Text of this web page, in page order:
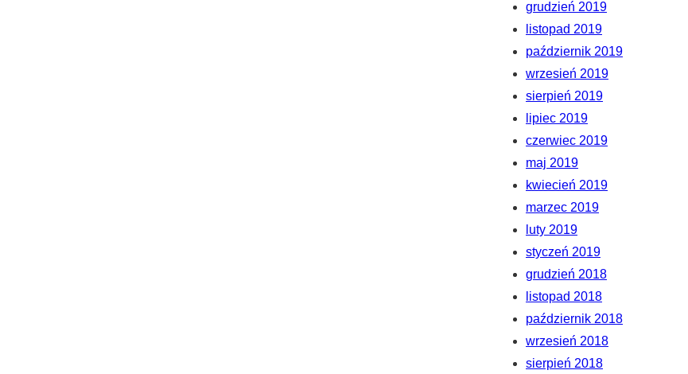
grudzień 2019
listopad 2019
październik 2019
wrzesień 2019
sierpień 2019
lipiec 2019
czerwiec 2019
maj 2019
kwiecień 2019
marzec 2019
luty 2019
styczeń 2019
grudzień 2018
listopad 2018
październik 2018
wrzesień 2018
sierpień 2018